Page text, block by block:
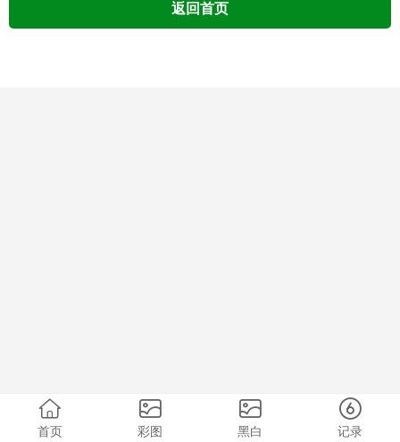
返回首页
首页 彩图 黑白 记录